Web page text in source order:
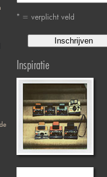
* = verplicht veld
Inspiratie